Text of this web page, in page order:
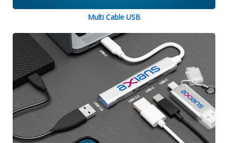
Multi Cable USB